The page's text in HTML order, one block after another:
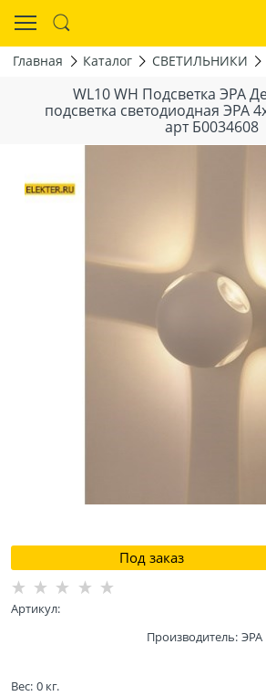
Главная Каталог СВЕТИЛЬНИКИ
WL10 WH Подсветка ЭРА
подсветка светодиодная ЭРА
арт Б0034608
Под заказ
Артикул:
Производитель: ЭРА
Вес: 0 кг.